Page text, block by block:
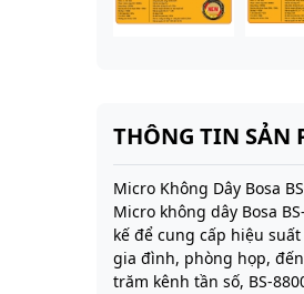
THÔNG TIN SẢN
Micro Không Dây Bosa
Micro không dây Bosa
kế để cung cấp hiệu
gia đình, phòng họp,
trăm kênh tần số, BS-